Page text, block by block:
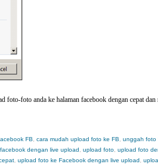
foto-foto anda ke halaman facebook dengan cepat dan
FB cara mudah upload foto ke FB
unggah foto
dengan live upload upload foto upload foto
upload foto ke Facebook dengan live upload